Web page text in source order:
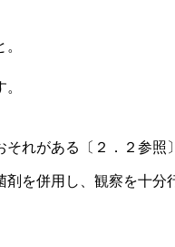
れがある〔２．２参照
を併用し、観察を十分